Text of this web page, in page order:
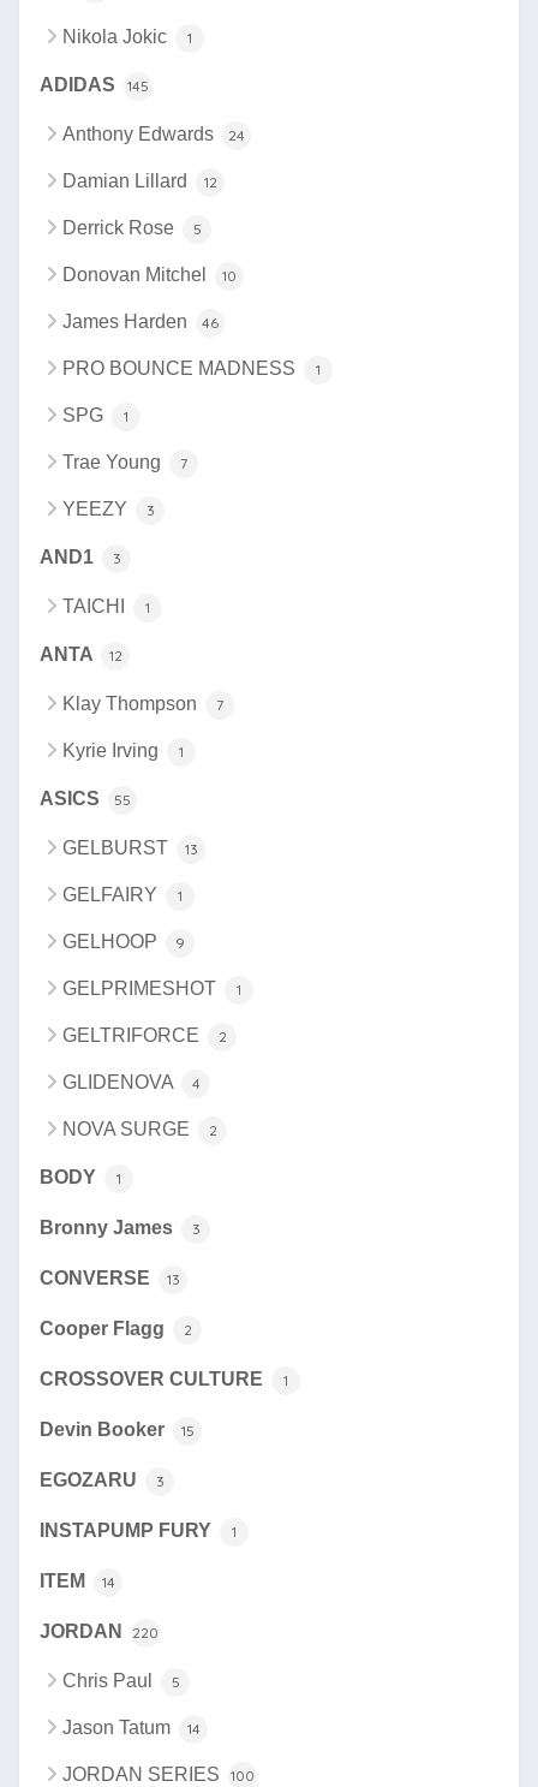
Nikola Jokic 1
ADIDAS 145
Anthony Edwards 24
Damian Lillard 12
Derrick Rose 5
Donovan Mitchel 10
James Harden 46
PRO BOUNCE MADNESS 1
SPG 1
Trae Young 7
YEEZY 3
AND1 3
TAICHI 1
ANTA 12
Klay Thompson 7
Kyrie Irving 1
ASICS 55
GELBURST 13
GELFAIRY 1
GELHOOP 9
GELPRIMESHOT 1
GELTRIFORCE 2
GLIDENOVA 4
NOVA SURGE 2
BODY 1
Bronny James 3
CONVERSE 13
Cooper Flagg 2
CROSSOVER CULTURE 1
Devin Booker 15
EGOZARU 3
INSTAPUMP FURY 1
ITEM 14
JORDAN 220
Chris Paul 5
Jason Tatum 14
JORDAN SERIES 100